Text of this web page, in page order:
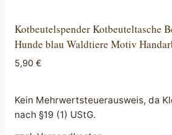
Kotbeutelspender Kotbeuteltasche
Hunde blau Waldtiere Motiv
5,90 €
Kein Mehrwertsteuerausweis, da
nach §19 (1) UStG.